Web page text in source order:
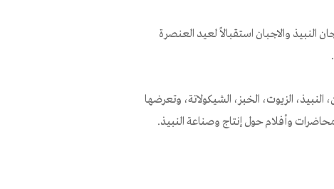
النبيذ والاجبان استقبالاً لعيد العنصرة
الزيوت، الخبز، الشيكولاتة، وتعرضها
وأفلام حول إنتاج وصناعة النبيذ.